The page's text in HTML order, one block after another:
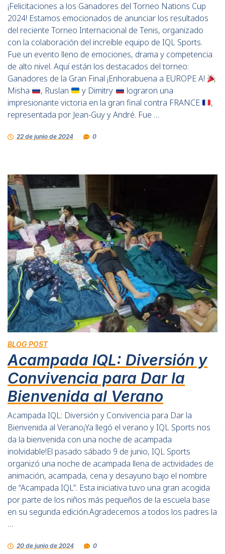
¡Felicitaciones a los Ganadores del Torneo Nations Cup
2024! Estamos emocionados de anunciar los resultados
del reciente Torneo Internacional de Tenis, organizado
con la colaboración del increíble equipo de IQL Sports.
Fue un evento lleno de emociones, drama y competencia
de alto nivel. Aquí están los destacados del torneo:
Ganadores de la Gran Final ¡Enhorabuena a EUROPE A!
Misha
, Ruslan y Dimitry
lograron una
impresionante victoria en la gran final contra FRANCE
,
representada por Jean-Guy y André. Fue …
22 de junio de 2024 0
BLOG POST
Acampada IQL: Diversión y
Convivencia para Dar la
Bienvenida al Verano
Acampada IQL: Diversión y Convivencia para Dar la
Bienvenida al Verano¡Ya llegó el verano y IQL Sports nos
da la bienvenida con una noche de acampada
inolvidable!El pasado sábado 9 de junio, IQL Sports
organizó una noche de acampada llena de actividades de
animación, acampada, cena y desayuno bajo el nombre
de “Acampada IQL”. Esta iniciativa tuvo una gran acogida
por parte de los niños más pequeños de la escuela base
en su segunda edición.Agradecemos a todos los padres la
…
20 de junio de 2024 0